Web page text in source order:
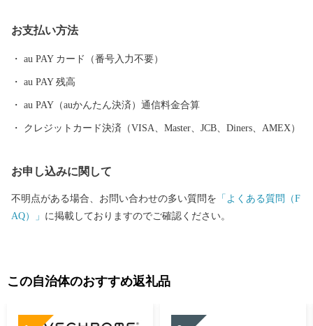
くりを進めています。 アルプスの雄大な山々からの雪解け水、
れた特産品をご賞味ください。また、この機会にぜひ自然豊かな
信州駒ヶ根へ足をお運びください。
お支払い方法
au PAY カード（番号入力不要）
au PAY 残高
au PAY（auかんたん決済）通信料金合算
クレジットカード決済（VISA、Master、JCB、Diners、AMEX）
お申し込みに関して
不明点がある場合、お問い合わせの多い質問を 「よくある質問（F
AQ）」 に掲載しておりますのでご確認ください。
この自治体のおすすめ返礼品